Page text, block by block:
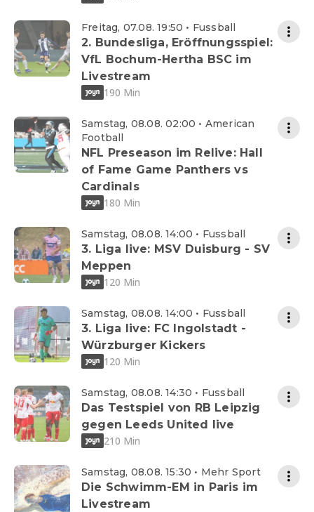
Freitag, 07.08. 19:50 • Fussball
2. Bundesliga, Eröffnungsspiel:
VfL Bochum-Hertha BSC im
Livestream
190 Min
Samstag, 08.08. 02:00 • American
Football
NFL Preseason im Relive: Hall
of Fame Game Panthers vs
Cardinals
180 Min
Samstag, 08.08. 14:00 • Fussball
3. Liga live: MSV Duisburg - SV
Meppen
120 Min
Samstag, 08.08. 14:00 • Fussball
3. Liga live: FC Ingolstadt -
Würzburger Kickers
120 Min
Samstag, 08.08. 14:30 • Fussball
Das Testspiel von RB Leipzig
gegen Leeds United live
210 Min
Samstag, 08.08. 15:30 • Mehr Sport
Die Schwimm-EM in Paris im
Livestream